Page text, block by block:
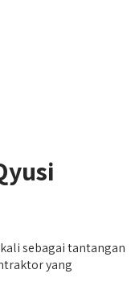
sebagai tantangan
yang